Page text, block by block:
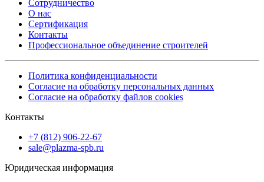
Сотрудничество
О нас
Сертификация
Контакты
Профессиональное объединение строителей
Политика конфиденциальности
Согласие на обработку персональных данных
Согласие на обработку файлов cookies
Контакты
+7 (812) 906-22-67
sale@plazma-spb.ru
Юридическая информация